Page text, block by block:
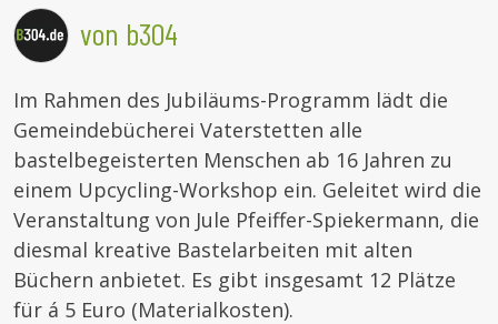
von b304
Im Rahmen des Jubiläums-Programm lädt die
Gemeindebücherei Vaterstetten alle
bastelbegeisterten Menschen ab 16 Jahren zu
einem Upcycling-Workshop ein. Geleitet wird die
Veranstaltung von Jule Pfeiffer-Spiekermann, die
diesmal kreative Bastelarbeiten mit alten
Büchern anbietet. Es gibt insgesamt 12 Plätze
für á 5 Euro (Materialkosten).